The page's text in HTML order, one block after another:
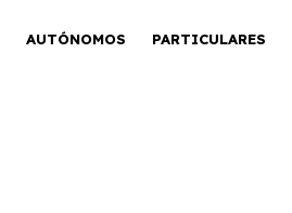
AUTÓNOMOS PARTICULARES